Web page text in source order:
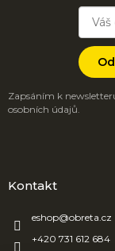
Zapsáním k
osobních údajů.
Kontakt
eshop@obreta.cz
+420 731 612 684